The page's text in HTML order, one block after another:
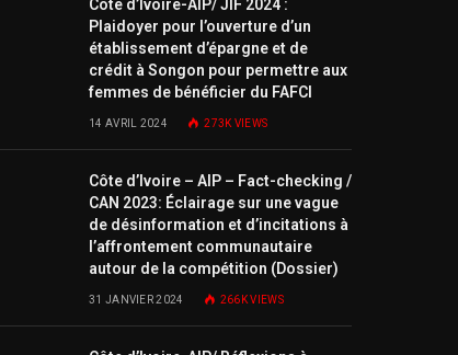
Côte d’Ivoire-AIP/ JIF 2024 :
Plaidoyer pour l’ouverture d’un
établissement d’épargne et de
crédit à Songon pour permettre aux
femmes de bénéficier du FAFCI
14 AVRIL 2024 273KVIEWS
Côte d’Ivoire – AIP – Fact-checking /
CAN 2023: Éclairage sur une vague
de désinformation et d’incitations à
l’affrontement communautaire
autour de la compétition (Dossier)
31 JANVIER 2024 266KVIEWS